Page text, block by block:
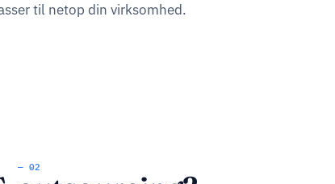
til netop din virksomhed.
— 02